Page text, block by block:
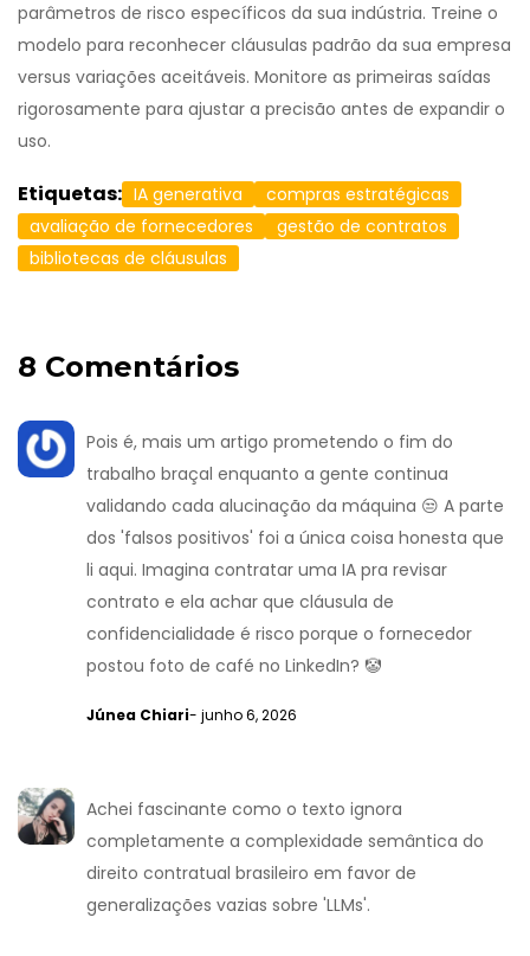
parâmetros de risco específicos da sua indústria. Treine o
modelo para reconhecer cláusulas padrão da sua empresa
versus variações aceitáveis. Monitore as primeiras saídas
rigorosamente para ajustar a precisão antes de expandir o
uso.
Etiquetas: IA generativa
compras estratégicas
avaliação de fornecedores
gestão de contratos
bibliotecas de cláusulas
8 Comentários
Pois é, mais um artigo prometendo o fim do
trabalho braçal enquanto a gente continua
validando cada alucinação da máquina 😒 A parte
dos 'falsos positivos' foi a única coisa honesta que
li aqui. Imagina contratar uma IA pra revisar
contrato e ela achar que cláusula de
confidencialidade é risco porque o fornecedor
postou foto de café no LinkedIn? 🤡
Júnea Chiari- junho 6, 2026
Achei fascinante como o texto ignora
completamente a complexidade semântica do
direito contratual brasileiro em favor de
generalizações vazias sobre 'LLMs'.